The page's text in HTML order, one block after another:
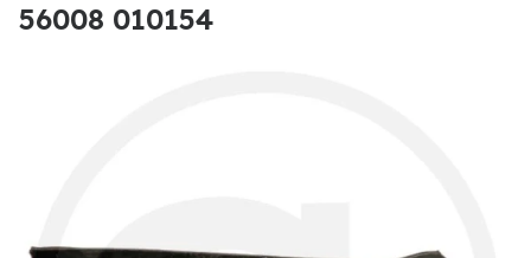
56008 010154